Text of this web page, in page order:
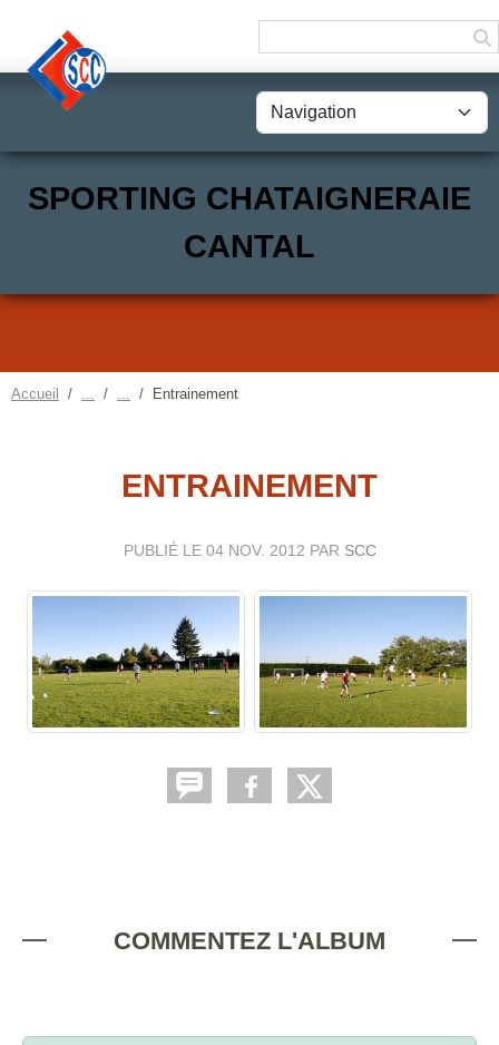
SPORTING CHATAIGNERAIE
CANTAL
Accueil Entrainement
ENTRAINEMENT
PUBLIÉ LE 04 NOV. 2012 PAR SCC
COMMENTEZ L'ALBUM